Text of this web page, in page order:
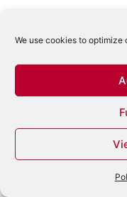
We use cookies to optimize